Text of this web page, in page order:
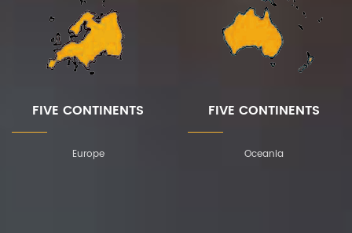
FIVE CONTINENTS
Europe
FIVE CONTINENTS
Oceania